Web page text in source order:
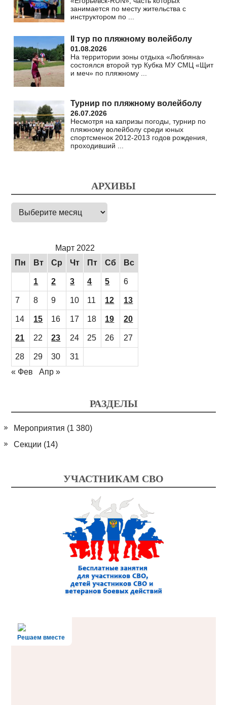
занимается по месту жительства с
инструктором по ...
II тур по пляжному волейболу
01.08.2026
На территории зоны отдыха «Любляна»
состоялся второй тур Кубка МУ СМЦ «Щит
и меч» по пляжному
Турнир по пляжному волейболу
26.07.2026
Несмотря на капризы погоды, турнир по
пляжному волейболу среди юных
спортсменок 2012-2013 годов рождения,
проходивший
АРХИВЫ
Архивы
Март 2022
Пн
Вт Ср Чт Пт Сб Вс
1 2 3 4 5 6
7 8 9 10 11 12 13
14 15 16 17 18 19 20
21 22 23 24 25 26 27
28 29 30
31
« Фев
Апр »
РАЗДЕЛЫ
Мероприятия (1 380)
Секции (14)
УЧАСТНИКАМ СВО
Решаем вместе